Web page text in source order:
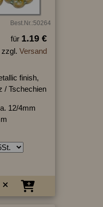
Best.Nr.:50264
für 1.19 €
zzgl. Versand
finish,
/ Tschechien
12/4mm